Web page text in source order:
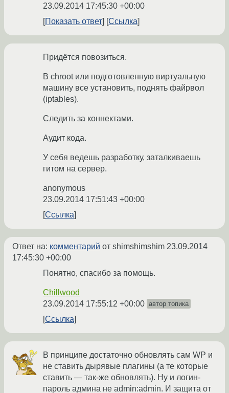
23.09.2014 17:45:30 +00:00
Показать ответ
Ссылка
Придётся повозиться.
В chroot или подготовленную виртуальную
машину все установить, поднять файрвол
(iptables).
Следить за коннектами.
Аудит кода.
У себя ведешь разработку, заталкиваешь
гитом на сервер.
anonymous
23.09.2014 17:51:43 +00:00
Ссылка
Ответ на: комментарий от shimshimshim 23.09.2014
17:45:30 +00:00
Понятно, спасибо за помощь.
Chillwood
23.09.2014 17:55:12 +00:00 автор топика
Ссылка
В принципе достаточно обновлять сам WP и
не ставить дырявые плагины (а те которые
ставить — так-же обновлять). Ну и логин-
пароль админа не admin:admin. И защита от